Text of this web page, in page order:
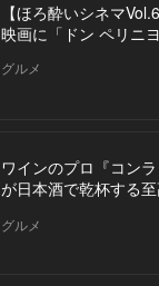
【ほろ酔いシネマ
映画に「ドン ペリニ
グルメ
ワインのプロ『コン
が日本酒で乾杯する
グルメ